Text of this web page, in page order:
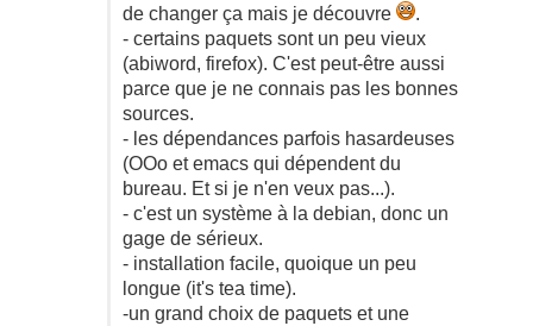
de changer ça mais je découvre
.
- certains paquets sont un peu vieux
(abiword, firefox). C'est peut-être aussi
parce que je ne connais pas les bonnes
sources.
- les dépendances parfois hasardeuses
(OOo et emacs qui dépendent du
bureau. Et si je n'en veux pas...).
- c'est un système à la debian, donc un
gage de sérieux.
- installation facile, quoique un peu
longue (it's tea time).
-un grand choix de paquets et une